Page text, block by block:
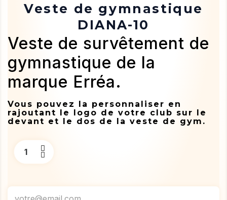
Veste de gymnastique
DIANA-10
Veste de survêtement de
gymnastique de la
marque Erréa.
Vous pouvez la personnaliser en
rajoutant le logo de votre club sur le
devant et le dos de la veste de gym.